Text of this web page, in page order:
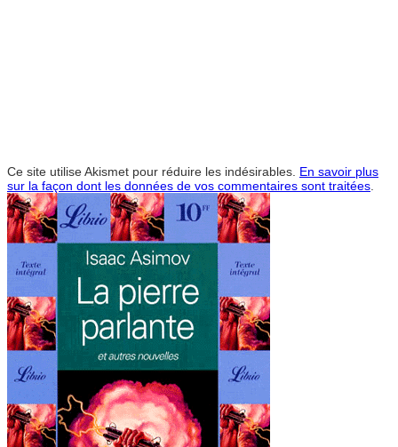
Ce site utilise Akismet pour réduire les indésirables. En savoir plus
sur la façon dont les données de vos commentaires sont traitées